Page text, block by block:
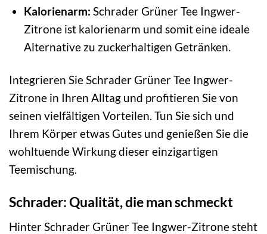
Kalorienarm: Schrader Grüner Tee Ingwer-
Zitrone ist kalorienarm und somit eine ideale
Alternative zu zuckerhaltigen Getränken.
Integrieren Sie Schrader Grüner Tee Ingwer-
Zitrone in Ihren Alltag und profitieren Sie von
seinen vielfältigen Vorteilen. Tun Sie sich und
Ihrem Körper etwas Gutes und genießen Sie die
wohltuende Wirkung dieser einzigartigen
Teemischung.
Schrader: Qualität, die man schmeckt
Hinter Schrader Grüner Tee Ingwer-Zitrone steht